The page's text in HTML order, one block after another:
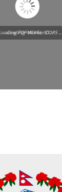
Loading WEBGL 3D ...
PDF Worker CORS ...